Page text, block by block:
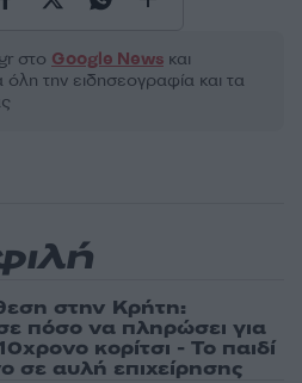
στο Google News και
την ειδησεογραφία και τα
στην Κρήτη:
πόσο να πληρώσει για
κορίτσι - Το παιδί
σε αυλή επιχείρησης